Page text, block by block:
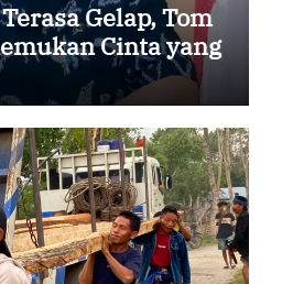
Gelap, Tom
Cinta yang